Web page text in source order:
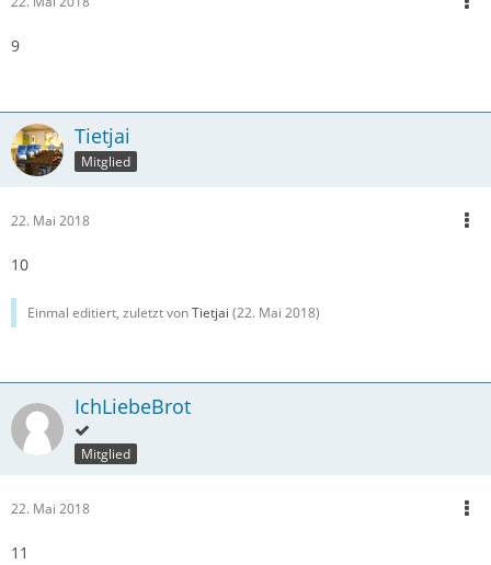
9
Tietjai
Mitglied
22. Mai 2018
10
Einmal editiert, zuletzt vonTietjai (22. Mai 2018)
IchLiebeBrot
Mitglied
22. Mai 2018
11